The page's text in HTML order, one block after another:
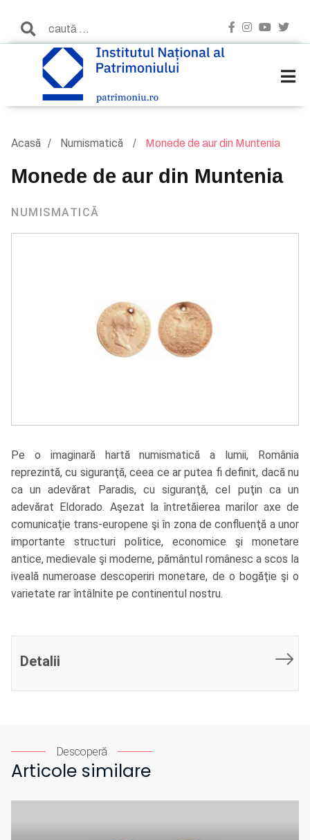
Acasă Numismatică Monede de aur din Muntenia
Monede de aur din Muntenia
NUMISMATICĂ
Pe o imaginară hartă numismatică a lumii, România
reprezintă, cu siguranţă, ceea ce ar putea fi definit, dacă nu
ca un adevărat Paradis, cu siguranţă, cel puţin ca un
adevărat Eldorado. Aşezat la întretăierea marilor axe de
comunicaţie trans-europene şi în zona de confluenţă a unor
importante structuri politice, economice şi monetare
antice, medievale şi moderne, pământul românesc a scos la
iveală numeroase descoperiri monetare, de o bogăţie şi o
varietate rar întâlnite pe continentul nostru.
Detalii
Descoperă
Articole similare